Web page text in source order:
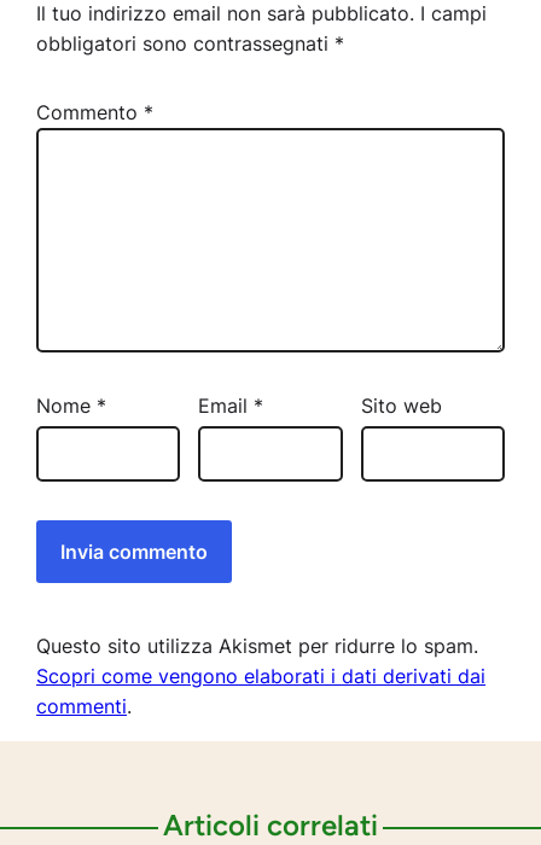
Il tuo indirizzo email non sarà pubblicato. I campi
obbligatori sono contrassegnati *
Commento *
Nome * Email * Sito web
Questo sito utilizza Akismet per ridurre lo spam.
Scopri come vengono elaborati i dati derivati dai
commenti.
Articoli correlati